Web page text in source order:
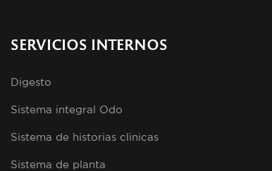
SERVICIOS INTERNOS
Digesto
Sistema integral Odo
Sistema de historias clinicas
Sistema de planta